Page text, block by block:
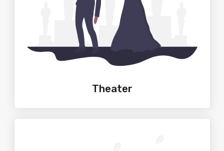
Theater